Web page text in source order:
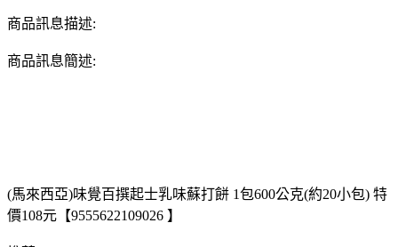
商品訊息描述:
商品訊息簡述:
(馬來西亞)味覺百撰起士乳味蘇打餅 1包600公克(約20小包) 特
價108元【9555622109026 】